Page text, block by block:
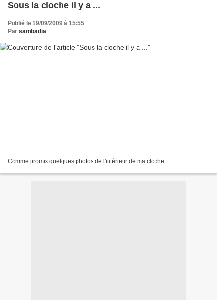
Sous la cloche il y a ...
Publié le 19/09/2009 à 15:55
Par sambadia
Comme promis quelques photos de l'intérieur de ma cloche.